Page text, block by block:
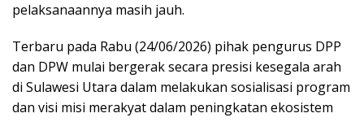
pelaksanaannya masih jauh.
Terbaru pada Rabu (24/06/2026) pihak pengurus DPP
dan DPW mulai bergerak secara presisi kesegala arah
di Sulawesi Utara dalam melakukan sosialisasi program
dan visi misi merakyat dalam peningkatan ekosistem